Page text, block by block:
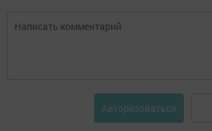
Авторизоваться